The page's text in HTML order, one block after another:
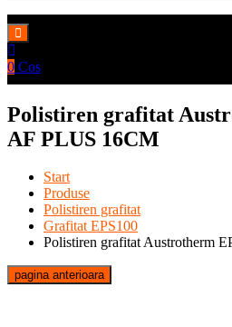
0 Cos
Polistiren grafitat
AF PLUS 16CM
Start
Produse
Polistiren grafitat
Grafitat EPS100
Polistiren grafitat Austrotherm
pagina anterioara